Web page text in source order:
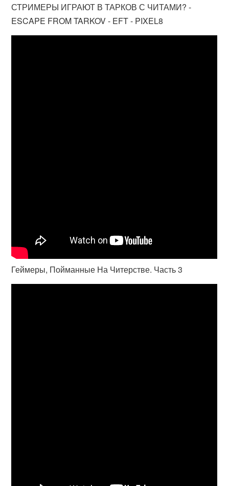
СТРИМЕРЫ ИГРАЮТ В ТАРКОВ С ЧИТАМИ? -
ESCAPE FROM TARKOV - EFT - PIXEL8
Геймеры, Пойманные На Читерстве. Часть 3